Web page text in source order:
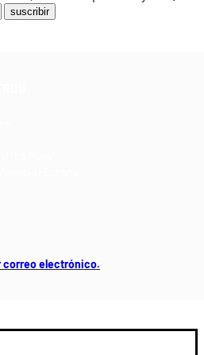
suscribir
correo electrónico.